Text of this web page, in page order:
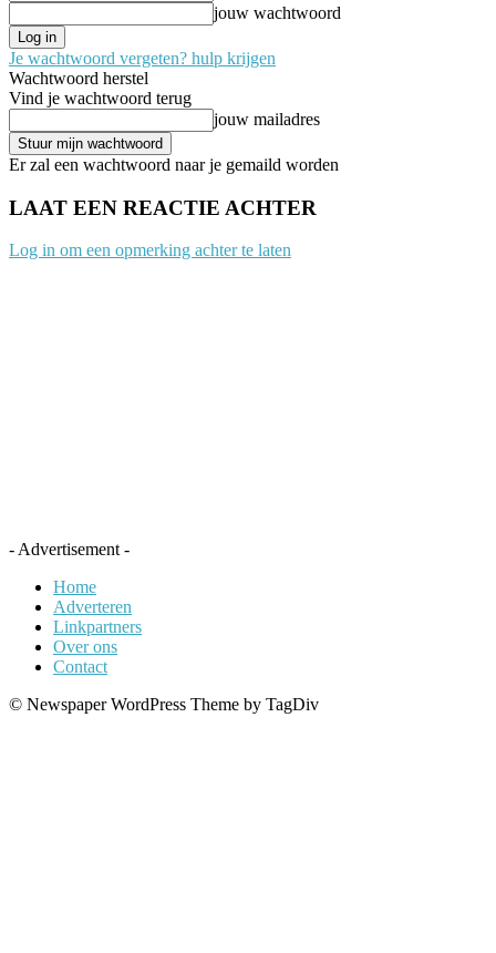
jouw wachtwoord
Je wachtwoord vergeten? hulp krijgen
Wachtwoord herstel
Vind je wachtwoord terug
jouw mailadres
Er zal een wachtwoord naar je gemaild worden
LAAT EEN REACTIE ACHTER
Log in om een opmerking achter te laten
- Advertisement -
Home
Adverteren
Linkpartners
Over ons
Contact
© Newspaper WordPress Theme by TagDiv